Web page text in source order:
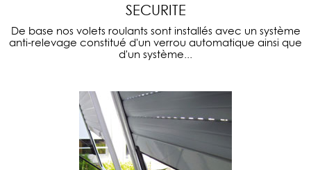
SECURITE
De base nos volets roulants sont installés avec un système
anti-relevage constitué d'un verrou automatique ainsi que
d'un système...